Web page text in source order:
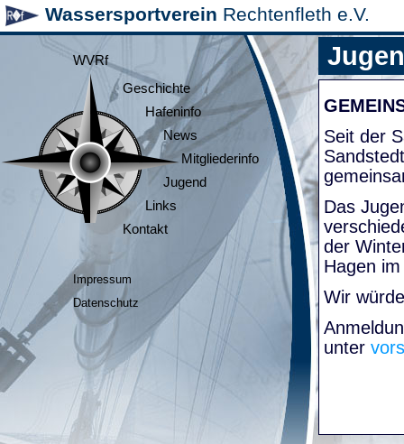
Wassersportverein Rechtenfleth e.V.
WVRf
Geschichte
Hafeninfo
News
Mitgliederinfo
Jugend
Links
Kontakt
Impressum
Datenschutz
Seit der
Das
der
Hagen
Wir
unter